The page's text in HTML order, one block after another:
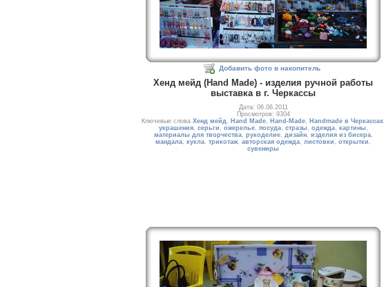
Добавить фото в накопитель
Хенд мейд (Hand Made) - изделия ручной работы
выставка в г. Черкассы
Дата: 06.06.2011
Просмотров: 9304
Ключевые слова Хенд мейд Hand Made, Hand-Made, Handmade в Черкассах,
украшения, серьги ожерелье, посуда, стразы одежда, картины
материалы для творчества, рукоделие, дизайн, изделия из бисера,
мандала кукла трикотаж авторская одежда листовки открытки
сувениры